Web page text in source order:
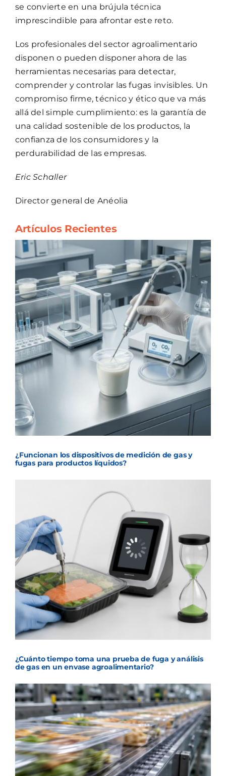
se convierte en una brújula técnica
imprescindible para afrontar este reto.
Los profesionales del sector agroalimentario
disponen o pueden disponer ahora de las
herramientas necesarias para detectar,
comprender y controlar las fugas invisibles. Un
compromiso firme, técnico y ético que va más
allá del simple cumplimiento: es la garantía de
una calidad sostenible de los productos, la
confianza de los consumidores y la
perdurabilidad de las empresas.
Eric Schaller
Director general de Anéolia
Artículos Recientes
¿Funcionan los dispositivos de medición de gas y
fugas para productos líquidos?
¿Cuánto tiempo toma una prueba de fuga y análisis
de gas en un envase agroalimentario?